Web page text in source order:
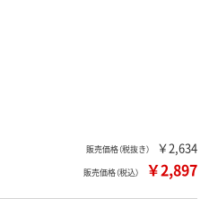
販売価格（税抜き） ￥2,634
販売価格（税込） ￥2,897